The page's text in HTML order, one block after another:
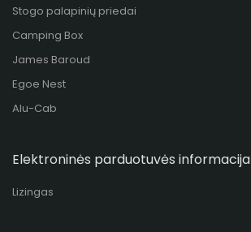
Stogo palapinių priedai
Camping Box
James Baroud
Egoe Nest
Alu-Cab
Elektroninės parduotuvės informacija
Lizingas